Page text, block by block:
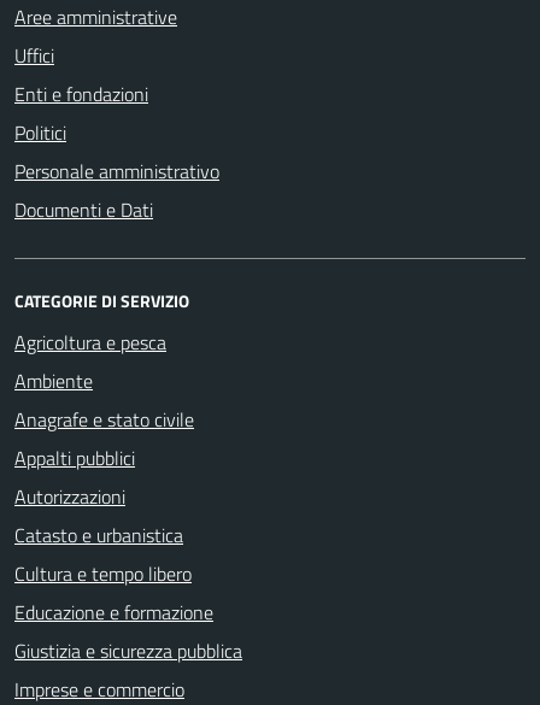
Aree amministrative
Uffici
Enti e fondazioni
Politici
Personale amministrativo
Documenti e Dati
CATEGORIE DI SERVIZIO
Agricoltura e pesca
Ambiente
Anagrafe e stato civile
Appalti pubblici
Autorizzazioni
Catasto e urbanistica
Cultura e tempo libero
Educazione e formazione
Giustizia e sicurezza pubblica
Imprese e commercio